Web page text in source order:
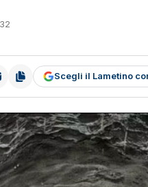
Scegli il Lametino